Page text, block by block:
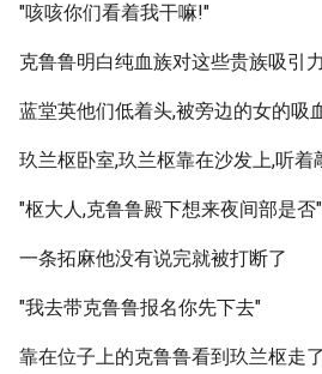
"咳咳你们看着我干嘛!"
克鲁鲁明白纯血族对这些贵族吸引
蓝堂英他们低着头,被旁边的女的吸
玖兰枢卧室,玖兰枢靠在沙发上,听着
"枢大人,克鲁鲁殿下想来夜间部是否"
一条拓麻他没有说完就被打断了
"我去带克鲁鲁报名你先下去"
靠在位子上的克鲁鲁看到玖兰枢走